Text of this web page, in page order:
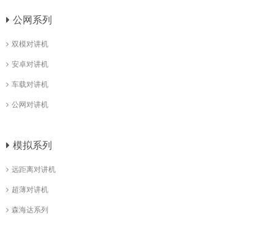
公网系列
双模对讲机
安卓对讲机
车载对讲机
公网对讲机
模拟系列
远距离对讲机
超薄对讲机
森海达系列